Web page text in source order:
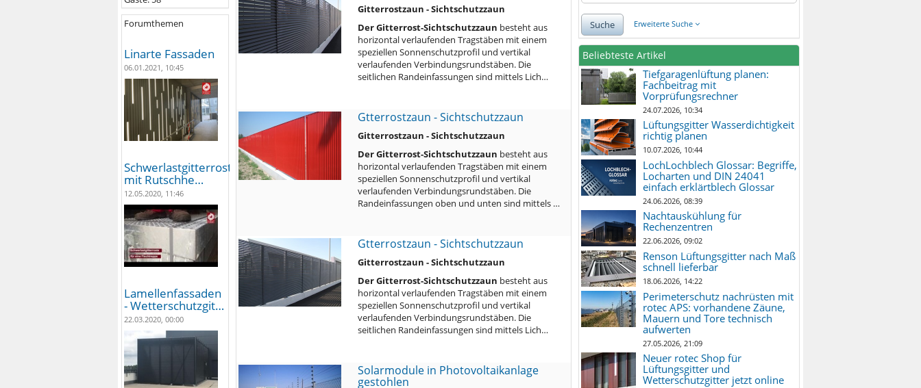
Forumthemen
Linarte Fassaden
06.01.2021, 10:45
Schwerlastgitterroste
mit Rutschhe…
12.05.2020, 11:46
Lamellenfassaden
- Wetterschutzgit…
22.03.2020, 00:00
Gitterrostzaun - Sichtschutzzaun
Der Gitterrost-Sichtschutzzaun besteht aus
horizontal verlaufenden Tragstäben mit einem
speziellen Sonnenschutzprofil und vertikal
verlaufenden Verbindungsrundstäben. Die
seitlichen Randeinfassungen sind mittels Lich…
Gtterrostzaun - Sichtschutzzaun
Gitterrostzaun - Sichtschutzzaun
Der Gitterrost-Sichtschutzzaun besteht aus
horizontal verlaufenden Tragstäben mit einem
speziellen Sonnenschutzprofil und vertikal
verlaufenden Verbindungsrundstäben. Die
Randeinfassungen oben und unten sind mittels …
Gtterrostzaun - Sichtschutzzaun
Gitterrostzaun - Sichtschutzzaun
Der Gitterrost-Sichtschutzzaun besteht aus
horizontal verlaufenden Tragstäben mit einem
speziellen Sonnenschutzprofil und vertikal
verlaufenden Verbindungsrundstäben. Die
seitlichen Randeinfassungen sind mittels Lich…
Solarmodule in Photovoltaikanlage
gestohlen
Suche Erweiterte Suche
Beliebteste Artikel
Tiefgaragenlüftung planen:
Fachbeitrag mit
Vorprüfungsrechner
24.07.2026, 10:34
Lüftungsgitter Wasserdichtigkeit
richtig planen
10.07.2026, 10:44
LochLochblech Glossar: Begriffe,
Locharten und DIN 24041
einfach erklärtblech Glossar
24.06.2026, 08:39
Nachtauskühlung für
Rechenzentren
22.06.2026, 09:02
Renson Lüftungsgitter nach Maß
schnell lieferbar
18.06.2026, 14:22
Perimeterschutz nachrüsten mit
rotec APS: vorhandene Zäune,
Mauern und Tore technisch
aufwerten
27.05.2026, 21:09
Neuer rotec Shop für
Lüftungsgitter und
Wetterschutzgitter jetzt online